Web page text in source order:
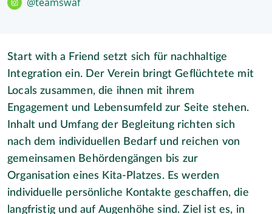
Start with a Friend setzt sich für nachhaltige
Integration ein. Der Verein bringt Geflüchtete mit
Locals zusammen, die ihnen mit ihrem
Engagement und Lebensumfeld zur Seite stehen.
Inhalt und Umfang der Begleitung richten sich
nach dem individuellen Bedarf und reichen von
gemeinsamen Behördengängen bis zur
Organisation eines Kita-Platzes. Es werden
individuelle persönliche Kontakte geschaffen, die
langfristig und auf Augenhöhe sind. Ziel ist es, in